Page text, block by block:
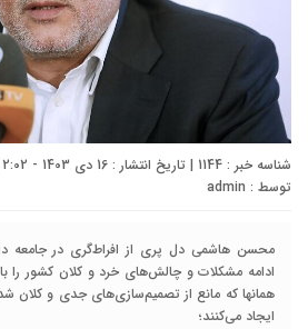
شناسه خبر : 1144 | تاریخ انتشار : 16 دی 1403 - 2:02 | تعداد دیدگاه :
توسط : admin
محسن هاشمی دل پری از افراط‌گری در جامعه
ادامه مشکلات و چالش‌های خرد و کلان کشور را
همانها که مانع از تصمیم‌سازی‌های جدی و کلان
ایجاد می‌کنند؛